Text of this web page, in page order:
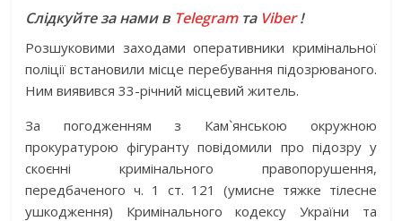
Слідкуйте за нами в Telegramта Viber!
Розшуковими заходами оперативники кримінальної
поліції встановили місце перебування підозрюваного.
Ним виявився 33-річний місцевий житель.
За погодженням з Кам`янською окружною
прокуратурою фігуранту повідомили про підозру у
скоєнні кримінального правопорушення,
передбаченого ч. 1 ст. 121 (умисне тяжке тілесне
ушкодження) Кримінального кодексу України та